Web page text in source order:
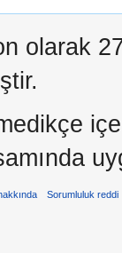
olarak
Sorumluluk reddi